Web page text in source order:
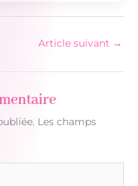
Article suivant →
Les champs